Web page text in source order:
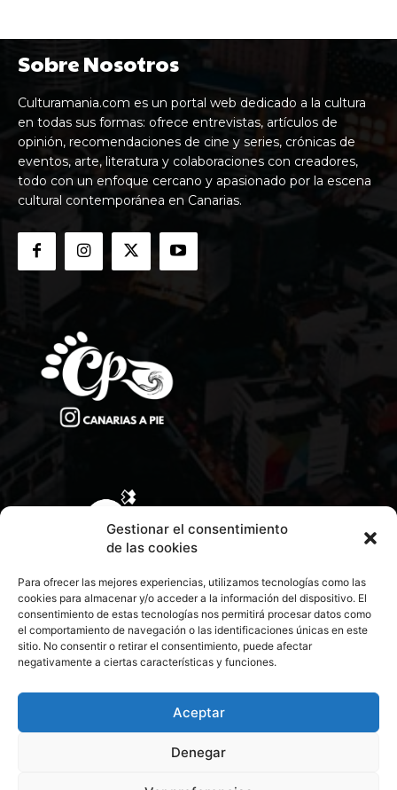
Gestionar el consentimiento
de las cookies
Para ofrecer las mejores experiencias, utilizamos tecnologías como las
cookies para almacenar y/o acceder a la información del dispositivo. El
consentimiento de estas tecnologías nos permitirá procesar datos como
el comportamiento de navegación o las identificaciones únicas en este
sitio. No consentir o retirar el consentimiento, puede afectar
negativamente a ciertas características y funciones.
Aceptar
Denegar
Sobre Nosotros
Culturamania.com es un portal web dedicado a la cultura
en todas sus formas: ofrece entrevistas, artículos de
opinión, recomendaciones de cine y series, crónicas de
eventos, arte, literatura y colaboraciones con creadores,
todo con un enfoque cercano y apasionado por la escena
cultural contemporánea en Canarias.
CONTACTA CON NOSOTROS